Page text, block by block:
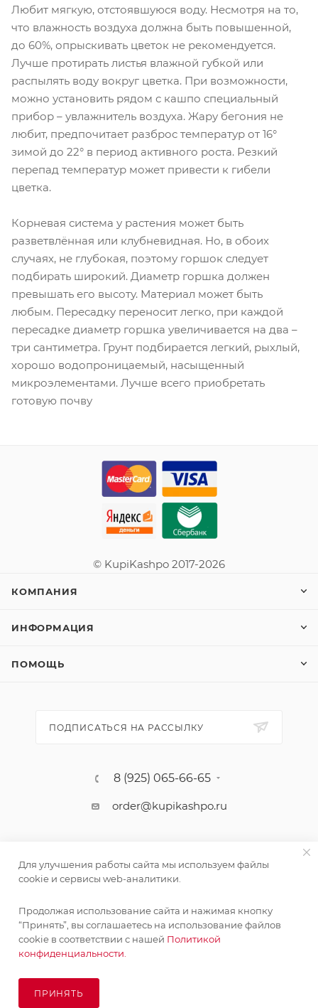
Любит мягкую, отстоявшуюся воду. Несмотря на то,
что влажность воздуха должна быть повышенной,
до 60%, опрыскивать цветок не рекомендуется.
Лучше протирать листья влажной губкой или
распылять воду вокруг цветка. При возможности,
можно установить рядом с кашпо специальный
прибор – увлажнитель воздуха. Жару бегония не
любит, предпочитает разброс температур от 16°
зимой до 22° в период активного роста. Резкий
перепад температур может привести к гибели
цветка.
Корневая система у растения может быть
разветвлённая или клубневидная. Но, в обоих
случаях, не глубокая, поэтому горшок следует
подбирать широкий. Диаметр горшка должен
превышать его высоту. Материал может быть
любым. Пересадку переносит легко, при каждой
пересадке диаметр горшка увеличивается на два –
три сантиметра. Грунт подбирается легкий, рыхлый,
хорошо водопроницаемый, насыщенный
микроэлементами. Лучше всего приобретать
готовую почву
© KupiKashpo 2017-2026
КОМПАНИЯ
ИНФОРМАЦИЯ
ПОМОЩЬ
ПОДПИСАТЬСЯ НА РАССЫЛКУ
8 (925) 065-66-65
order@kupikashpo.ru
©КупиКашпо 2017-2026
Поставка живых растений осуществляется под заказ
сроком 3-4 недели с минимальной суммой заказа 10000
руб.!
ОК
Для улучшения работы сайта мы используем файлы
cookie и сервисы web-аналитики.
Продолжая использование сайта и нажимая кнопку
“Принять”, вы соглашаетесь на использование файлов
cookie в соответствии с нашей Политикой
конфиденциальности.
ПРИНЯТЬ